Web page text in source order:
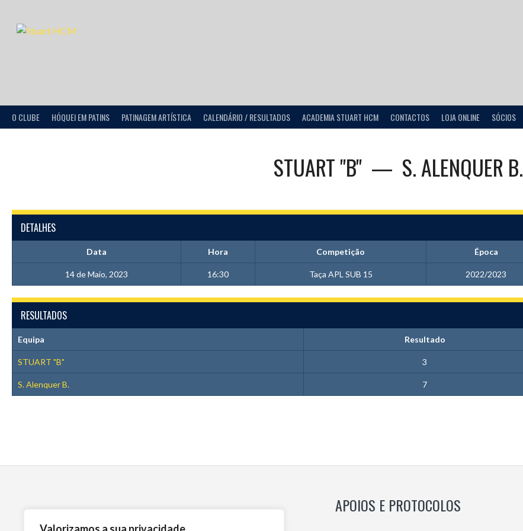
O CLUBE HÓQUEI EM PATINS PATINAGEM ARTÍSTICA CALENDÁRIO / RESULTADOS ACADEMIA STUART HCM CONTACTOS LOJA ONLINE SÓCIOS
STUART "B" — S. ALENQUER B.
DETALHES
Data Hora Competição Época
14 de Maio, 2023 16:30 Taça APL SUB 15 2022/2023
RESULTADOS
Equipa Resultado
STUART "B" 3
S. Alenquer B. 7
APOIOS E PROTOCOLOS